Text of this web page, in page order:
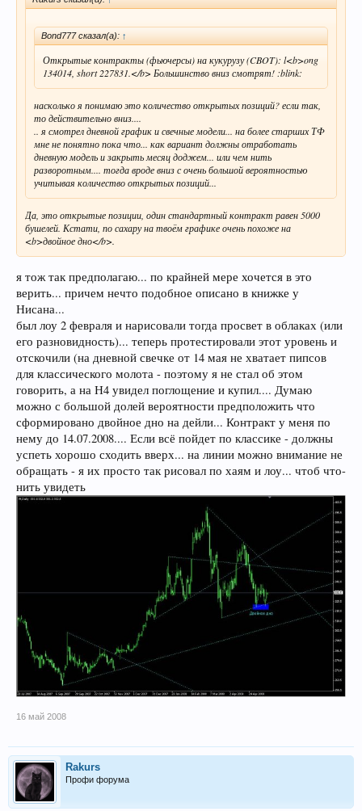
Bond777 сказал(а): ↑
Открытые контракты (фьючерсы) на кукурузу (CBOT): l<b>ong
134014, short 227831.</b> Большинство вниз смотрят! :blink:
насколько я понимаю это количество открытых позиций? если так,
то действительно вниз....
.. я смотрел дневной график и свечные модели... на более старших ТФ
мне не понятно пока что... как вариант должны отработать
дневную модель и закрыть месяц доджем... или чем нить
разворотным.... тогда вроде вниз с очень большой вероятностью
учитывая количество открытых позиций...
Да, это открытые позиции, один стандартный контракт равен 5000
бушелей. Кстати, по сахару на твоём графике очень похоже на
<b>двойное дно</b>.
я тож так предполагаю... по крайней мере хочется в это
верить... причем нечто подобное описано в книжке у
Нисана...
был лоу 2 февраля и нарисовали тогда просвет в облаках (или
его разновидность)... теперь протестировали этот уровень и
отскочили (на дневной свечке от 14 мая не хватает пипсов
для классического молота - поэтому я не стал об этом
говорить, а на Н4 увидел поглощение и купил.... Думаю
можно с большой долей вероятности предположить что
сформировано двойное дно на дейли... Контракт у меня по
нему до 14.07.2008.... Если всё пойдет по классике - должны
успеть хорошо сходить вверх... на линии можно внимание не
обращать - я их просто так рисовал по хаям и лоу... чтоб что-
нить увидеть
16 май 2008
Rakurs
Профи форума